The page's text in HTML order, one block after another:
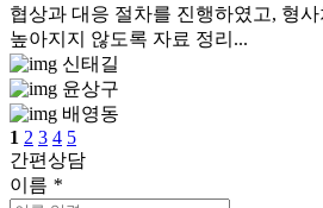
협상과 대응 절차를 진행하였고, 형
높아지지 않도록 자료 정리...
신태길
윤상구
배영동
1 2 3 4 5
간편상담
이름 *